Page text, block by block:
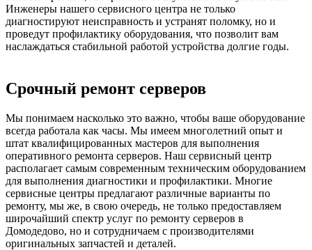
Инженеры нашего сервисного центра не только
диагностируют неисправность и устранят поломку, но и
проведут профилактику оборудования, что позволит вам
наслаждаться стабильной работой устройства долгие годы.
Срочный ремонт серверов
Мы понимаем насколько это важно, чтобы ваше оборудование
всегда работала как часы. Мы имеем многолетний опыт и
штат квалифицированных мастеров для выполнения
оперативного ремонта серверов. Наш сервисный центр
располагает самым современным техническим оборудованием
для выполнения диагностики и профилактики. Многие
сервисные центры предлагают различные варианты по
ремонту, мы же, в свою очередь, не только предоставляем
широчайший спектр услуг по ремонту серверов в
Домодедово, но и сотрудничаем с производителями
оригинальных запчастей и деталей.